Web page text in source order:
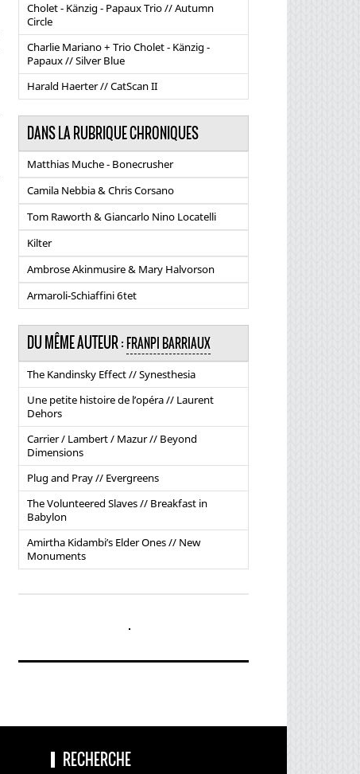
Cholet - Känzig - Papaux Trio // Autumn
Circle
Charlie Mariano + Trio Cholet - Känzig -
Papaux // Silver Blue
Harald Haerter // CatScan II
DANS LA RUBRIQUE CHRONIQUES
Matthias Muche - Bonecrusher
Camila Nebbia & Chris Corsano
Tom Raworth & Giancarlo Nino Locatelli
Kilter
Ambrose Akinmusire & Mary Halvorson
Armaroli-Schiaffini 6tet
DU MÊME AUTEUR :FRANPI BARRIAUX
The Kandinsky Effect // Synesthesia
Une petite histoire de l’opéra // Laurent
Dehors
Carrier / Lambert / Mazur // Beyond
Dimensions
Plug and Pray // Evergreens
The Volunteered Slaves // Breakfast in
Babylon
Amirtha Kidambi’s Elder Ones // New
Monuments
RECHERCHE